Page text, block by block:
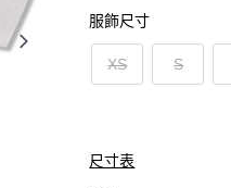
服飾尺寸
XS S
尺寸表